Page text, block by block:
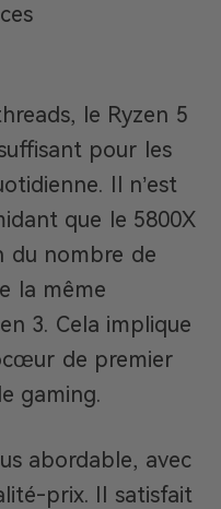
le Ryzen 5
pour les
Il n’est
que le 5800X
du nombre de
la même
3. Cela implique
de premier
gaming.
abordable, avec
prix. Il satisfait